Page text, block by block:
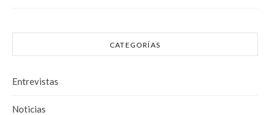
CATEGORÍAS
Entrevistas
Noticias